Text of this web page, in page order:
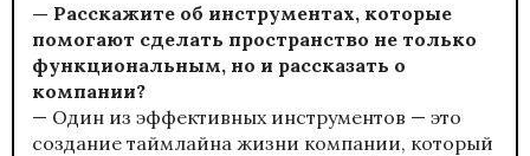
— Расскажите об инструментах, которые
помогают сделать пространство не только
функциональным, но и рассказать о
компании?
— Один из эффективных инструментов — это
создание таймлайна жизни компании, который